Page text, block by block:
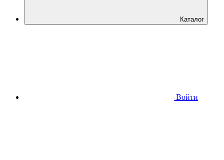
Каталог
Войти